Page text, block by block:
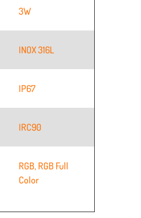
3W
INOX 316L
IP67
IRC90
RGB, RGB Full
Color